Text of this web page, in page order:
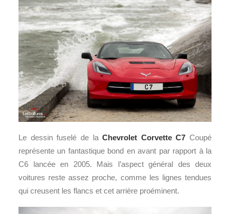
Le dessin fuselé de laChevrolet Corvette C7 Coupé
représente un fantastique bond en avant par rapport à la
C6 lancée en 2005. Mais l’aspect général des deux
voitures reste assez proche, comme les lignes tendues
qui creusent les flancs et cet arrière proéminent.